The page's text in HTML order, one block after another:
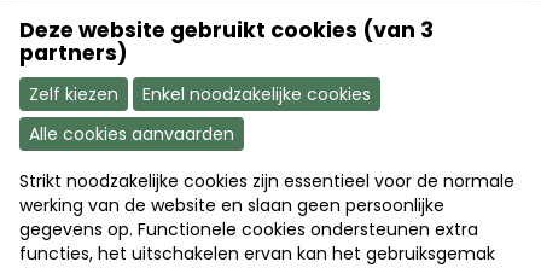
VFB is a member of Better Finance
Aanmelden Word nu lid
Deze website gebruikt cookies (van 3
partners)
Zelf kiezen
Enkel noodzakelijke cookies
Alle cookies aanvaarden
Strikt noodzakelijke cookies zijn essentieel voor de normale
werking van de website en slaan geen persoonlijke
gegevens op. Functionele cookies ondersteunen extra
functies, het uitschakelen ervan kan het gebruiksgemak